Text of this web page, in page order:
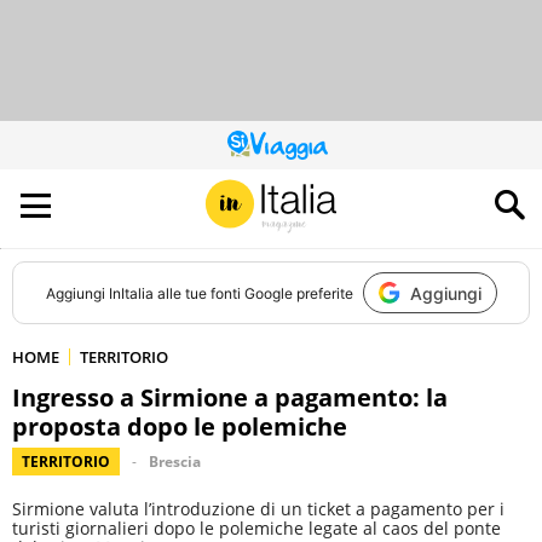
QUESTO
SITO
CONTRIBUISCE
ALL’AUDIENCE
DI
Aggiungi InItalia alle tue fonti Google preferite Aggiungi
HOME TERRITORIO
Ingresso a Sirmione a pagamento: la
proposta dopo le polemiche
TERRITORIO Brescia
Sirmione valuta l’introduzione di un ticket a pagamento per i
turisti giornalieri dopo le polemiche legate al caos del ponte